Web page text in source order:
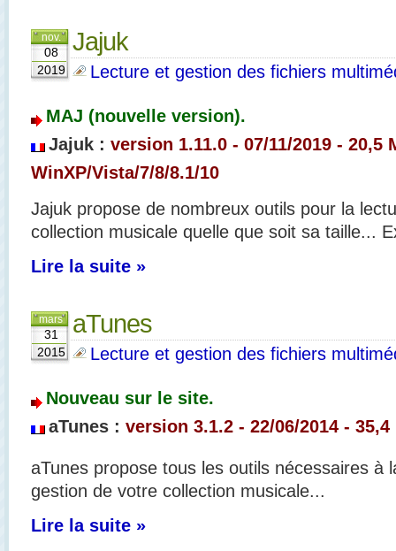
nov.
08
2019
Jajuk
Lecture et gestion des fichiers
MAJ (nouvelle version).
Jajuk : version 1.11.0 - 07/11/2019 - 20,5
WinXP/Vista/7/8/8.1/10
Jajuk propose de nombreux outils pour la
collection musicale quelle que soit sa taille...
Lire la suite »
mars
31
2015
aTunes
Lecture et gestion des fichiers
Nouveau sur le site.
aTunes : version 3.1.2 - 22/06/2014 -
aTunes propose tous les outils nécessaires à
gestion de votre collection musicale...
Lire la suite »